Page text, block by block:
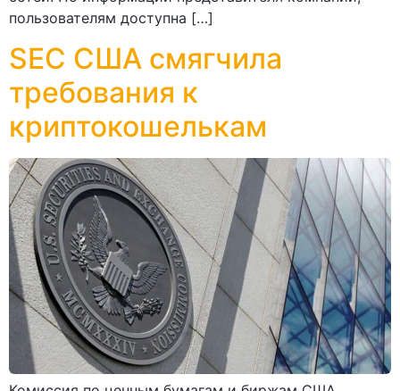
пользователям доступна […]
SEC США смягчила
требования к
криптокошелькам